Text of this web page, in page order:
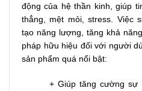
động của hệ thần kinh, giúp
thẳng, mệt mỏi, stress. Việc
tạo năng lượng, tăng khả
pháp hữu hiệu đối với người
sản phẩm quá nổi bật:
+ Giúp tăng cường sự